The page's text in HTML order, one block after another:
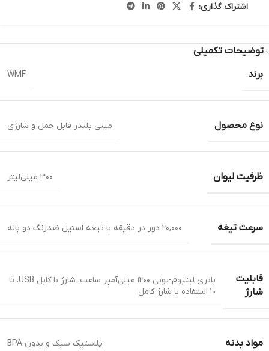
اشتراک گذاری:
توضیحات تکمیلی
برند
WMF
نوع محصول مینی بلندر قابل حمل و شارژی
ظرفیت لیوان ۳۰۰ میلی‌لیتر
سرعت تیغه ۲۰,۰۰۰ دور در دقیقه با تیغه استیل ضدزنگ دو باله
قابلیت
شارژ
باتری لیتیوم-یونی ۱۲۰۰ میلی‌آمپر ساعت، شارژ با کابل USB، تا
۱۰ استفاده با شارژ کامل
مواد بدنه پلاستیک سبک و بدون BPA